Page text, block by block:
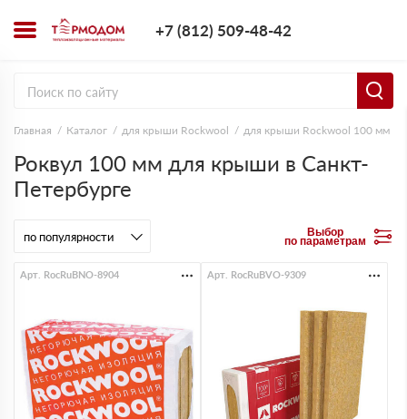
+7 (812) 509-48-42
Главная Каталог для крыши Rockwool для крыши Rockwool 100 мм
Роквул 100 мм для крыши в Санкт-
Петербурге
Выбор
по параметрам
Арт. RocRuBNO-8904 Арт. RocRuBVO-9309